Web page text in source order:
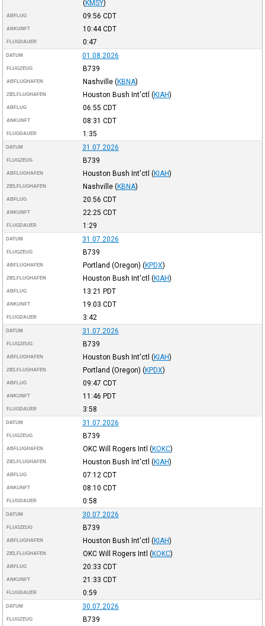
(KMSY)
ABFLUG 09:56 CDT
ANKUNFT 10:44CDT
FLUGDAUER 0:47
DATUM 01.08.2026
FLUGZEUG B739
ABFLUGHAFEN Nashville (KBNA)
ZIELFLUGHAFEN Houston Bush Int'ctl (KIAH)
ABFLUG 06:55 CDT
ANKUNFT 08:31 CDT
FLUGDAUER 1:35
DATUM 31.07.2026
FLUGZEUG B739
ABFLUGHAFEN Houston Bush Int'ctl (KIAH)
ZIELFLUGHAFEN Nashville (KBNA)
ABFLUG 20:56 CDT
ANKUNFT 22:25 CDT
FLUGDAUER 1:29
DATUM 31.07.2026
FLUGZEUG B739
ABFLUGHAFEN Portland (Oregon) (KPDX)
ZIELFLUGHAFEN Houston Bush Int'ctl (KIAH)
ABFLUG 13:21 PDT
ANKUNFT 19:03 CDT
FLUGDAUER 3:42
DATUM 31.07.2026
FLUGZEUG B739
ABFLUGHAFEN Houston Bush Int'ctl (KIAH)
ZIELFLUGHAFEN Portland (Oregon) (KPDX)
ABFLUG 09:47 CDT
ANKUNFT 11:46 PDT
FLUGDAUER 3:58
DATUM 31.07.2026
FLUGZEUG B739
ABFLUGHAFEN OKC Will Rogers Intl (KOKC)
ZIELFLUGHAFEN Houston Bush Int'ctl (KIAH)
ABFLUG 07:12 CDT
ANKUNFT 08:10 CDT
FLUGDAUER 0:58
DATUM 30.07.2026
FLUGZEUG B739
ABFLUGHAFEN Houston Bush Int'ctl (KIAH)
ZIELFLUGHAFEN OKC Will Rogers Intl (KOKC)
ABFLUG 20:33 CDT
ANKUNFT 21:33 CDT
FLUGDAUER 0:59
DATUM 30.07.2026
FLUGZEUG B739